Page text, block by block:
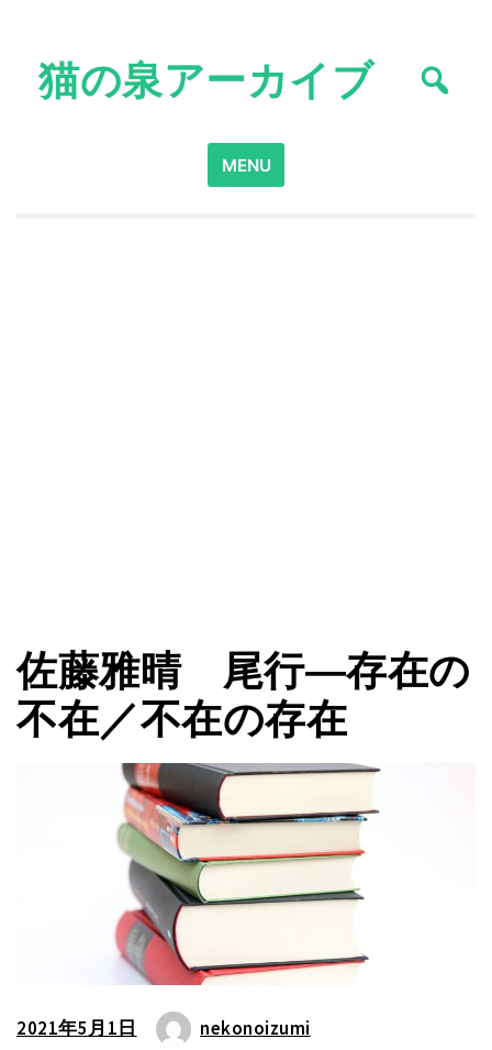
content猫の泉アーカイブ
Search
for:
MENU
佐藤雅晴 尾行―存在の
不在／不在の存在
2021年5月1日 nekonoizumi